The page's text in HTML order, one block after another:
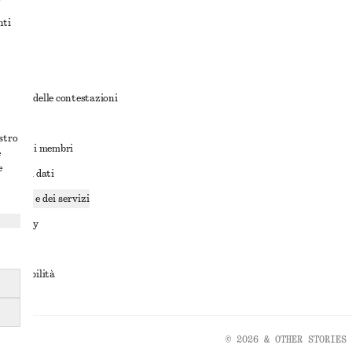
delle contestazioni
per i membri
dei dati
e dei servizi
privacy
© 2026 & OTHER STORIES